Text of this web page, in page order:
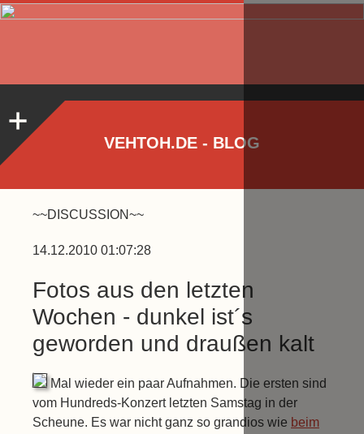
VEHTOH.DE - BLOG
~~DISCUSSION~~
14.12.2010 01:07:28
Fotos aus den letzten
Wochen - dunkel ist´s
geworden und draußen kalt
Mal wieder ein paar Aufnahmen. Die ersten sind
vom Hundreds-Konzert letzten Samstag in der
Scheune. Es war nicht ganz so grandios wie beim